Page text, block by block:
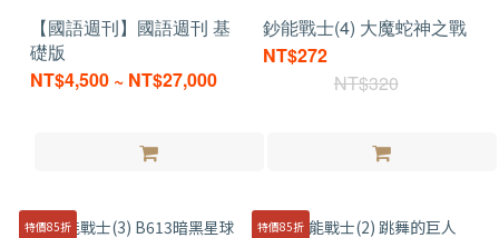
【國語週刊】國語週刊 基
礎版
NT$4,500 ~ NT$27,000
鈔能戰士(4) 大魔蛇神之戰
NT$272
NT$320
特價85折 特價85折